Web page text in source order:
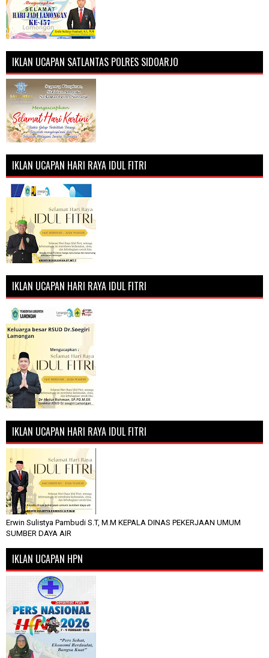
IKLAN UCAPAN SATLANTAS POLRES SIDOARJO
IKLAN UCAPAN HARI RAYA IDUL FITRI
IKLAN UCAPAN HARI RAYA IDUL FITRI
IKLAN UCAPAN HARI RAYA IDUL FITRI
Erwin Sulistya Pambudi S.T, M.M KEPALA DINAS PEKERJAAN UMUM
SUMBER DAYA AIR
IKLAN UCAPAN HPN